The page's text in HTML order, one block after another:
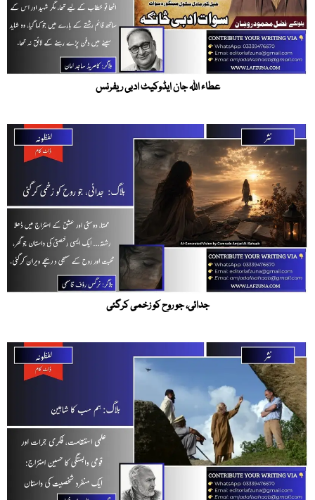
عطاء اللہ جان ایڈوکیٹ ادبی ریفرنس
جدائی، جو روح کو زخمی کرگئی